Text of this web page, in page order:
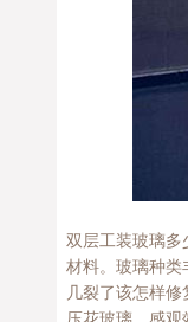
双层工装玻璃
材料。玻璃种类
几裂了该怎样